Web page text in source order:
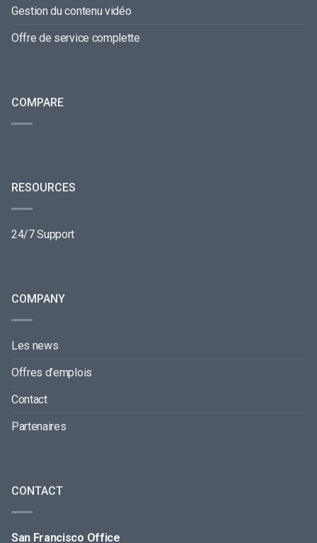
Gestion du contenu vidéo
Offre de service complette
COMPARE
RESOURCES
24/7 Support
COMPANY
Les news
Offres d’emplois
Contact
Partenaires
CONTACT
San Francisco Office